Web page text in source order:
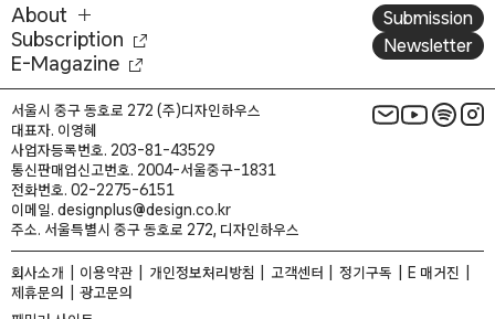
About
Subscription
E-Magazine
Submission
Newsletter
서울시 중구 동호로 272 (주)디자인하우스
대표자. 이영혜
사업자등록번호. 203-81-43529
통신판매업신고번호. 2004-서울중구-1831
전화번호. 02-2275-6151
이메일. designplus@design.co.kr
주소. 서울특별시 중구 동호로 272, 디자인하우스
회사소개 이용약관 개인정보처리방침 고객센터 정기구독
E 매거진
제휴문의
광고문의